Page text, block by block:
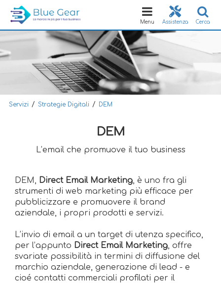
Cerca
Assistenza
Toggle
navigation
Menu
Servizi / Strategie Digitali / DEM
DEM
L’email che promuove il tuo business
DEM, Direct Email Marketing, è uno fra gli
strumenti di web marketing più efficace per
pubblicizzare e promuovere il brand
aziendale, i propri prodotti e servizi.
L’invio di email a un target di utenza specifico,
per l’appunto Direct Email Marketing, offre
svariate possibilità in termini di diffusione del
marchio aziendale, generazione di lead - e
cioé contatti commerciali profilati per il